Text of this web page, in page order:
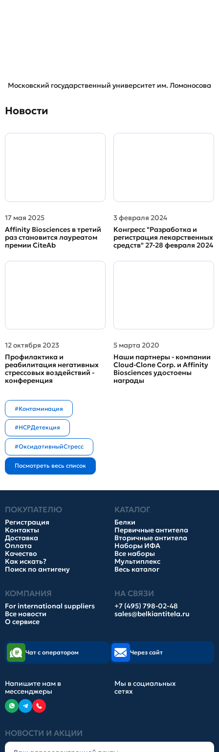
Московский государственный университет им. Ломоносова
Новости
17 мая 2025
Affinity Biosciences в третий
раз становится лауреатом
премии CiteAb
3 февраля 2024
Конгресс "Разработка и
регистрация лекарственных
средств" 27-28 февраля 2024
12 октября 2023
Профилактика и
реабилитация негативных
стрессовых воздействий -
конференция
5 марта 2020
Наши партнеры - компании
Cloud-Clone Corp. и Affinity
Biosciences удостоены
награды
#Контаминация
#HCPДетекция
#ОксидативныйСтресс
ПОКУПАТЕЛЮ
Регистрация
Контакты
Доставка
Оплата
Качество
Как искать?
Поиск по антигену
КАТАЛОГ
Белки
Первичные антитела
Вторичные антитела
Наборы ИФА
Все наборы
Мультиплекс
Весь каталог
КОМПАНИЯ
For international suppliers
Все новости
О сервисе
НА СВЯЗИ
+7 (495) 798-02-48
sales@belkiantitela.ru
НОВОСТИ И АКЦИИ
Чат с оператором Через сайт
Напишите нам в
мессенджеры
Мы в социальных
сетях